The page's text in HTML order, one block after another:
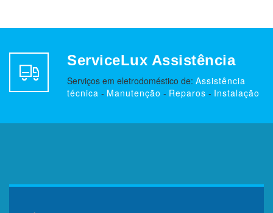
ServiceLux Assistência
Serviços em eletrodoméstico de: Assistência
técnica - Manutenção - Reparos - Instalação